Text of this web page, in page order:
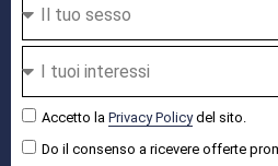
Accetto la Privacy Policydel sito.
Do il consenso a ricevere offerte